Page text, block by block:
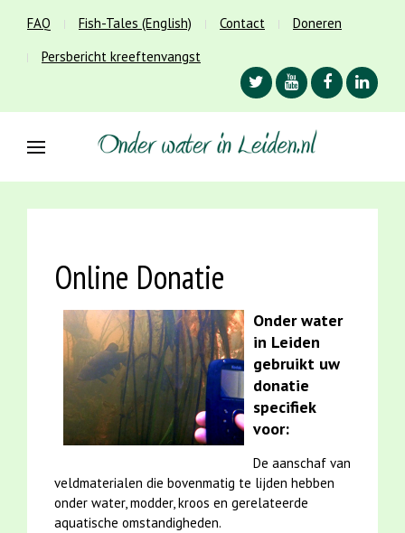
FAQ Fish-Tales (English) Contact
Doneren
Persbericht kreeftenvangst
Online Donatie
Onder water
in Leiden
gebruikt uw
donatie
specifiek
voor:
De aanschaf van
veldmaterialen die bovenmatig te lijden hebben
onder water, modder, kroos en gerelateerde
aquatische omstandigheden.